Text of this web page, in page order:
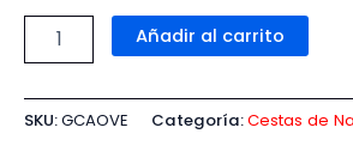
Añadir al carrito
SKU:GCAOVE Categoría:Cestas de